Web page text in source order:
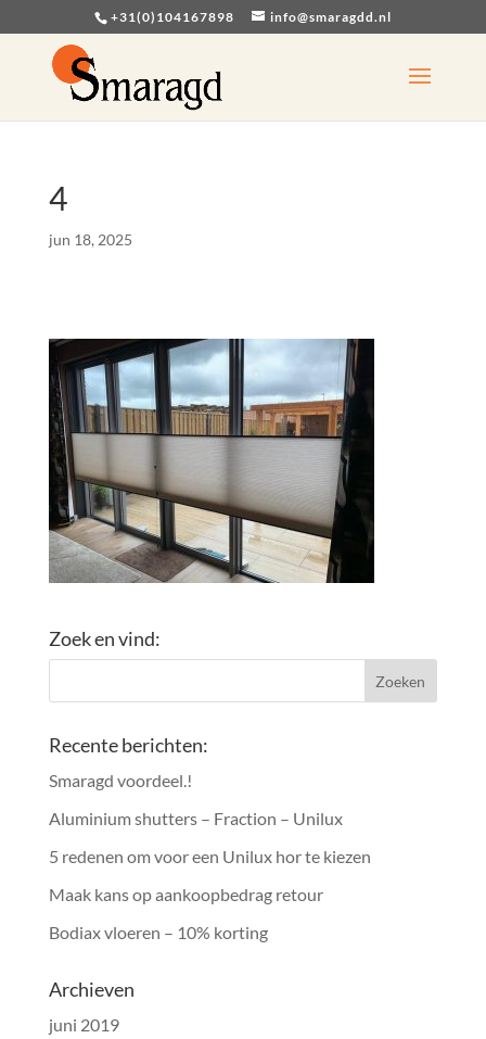
+31(0)104167898 info@smaragdd.nl
4
jun 18, 2025
Zoek en vind:
Recente berichten:
Smaragd voordeel.!
Aluminium shutters – Fraction – Unilux
5 redenen om voor een Unilux hor te kiezen
Maak kans op aankoopbedrag retour
Bodiax vloeren – 10% korting
Archieven
juni 2019